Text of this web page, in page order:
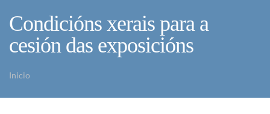
Condicións xerais para a
cesión das exposicións
Inicio